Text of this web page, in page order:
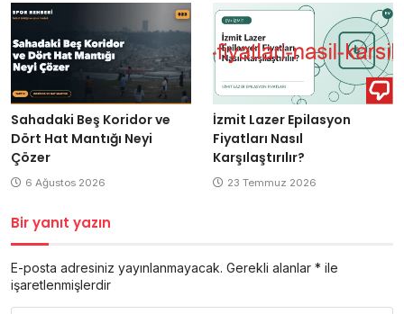
Sahadaki Beş Koridor ve
Dört Hat Mantığı Neyi
Çözer
6 Ağustos 2026
İzmit Lazer Epilasyon
Fiyatları Nasıl
Karşılaştırılır?
23 Temmuz 2026
Bir yanıt yazın
E-posta adresiniz yayınlanmayacak. Gerekli alanlar * ile
işaretlenmişlerdir